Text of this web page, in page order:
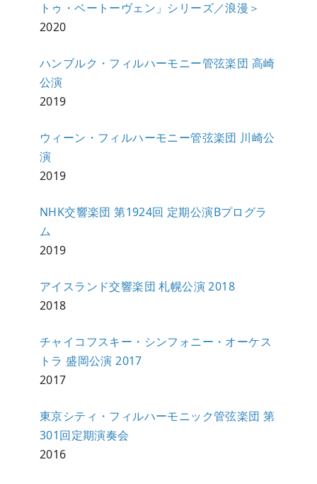
トゥ・ベートーヴェン」シリーズ／浪漫＞
2020
ハンブルク・フィルハーモニー管弦楽団 高崎
公演
2019
ウィーン・フィルハーモニー管弦楽団 川崎公
演
2019
NHK交響楽団 第1924回 定期公演Bプログラ
ム
2019
アイスランド交響楽団 札幌公演 2018
2018
チャイコフスキー・シンフォニー・オーケス
トラ 盛岡公演 2017
2017
東京シティ・フィルハーモニック管弦楽団 第
301回定期演奏会
2016